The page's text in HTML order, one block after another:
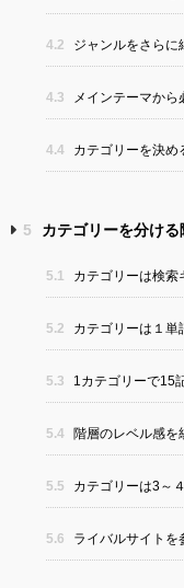
4.2 ジャンルをさらに
4.3 メインテーマか
4.4 カテゴリーを決め
5 カテゴリーを分ける
5.1 カテゴリーは検索
5.2 カテゴリーは１単
5.3 1カテゴリーで15
5.4 階層のレベル感を
5.5 カテゴリーは3～
5.6 ライバルサイトを